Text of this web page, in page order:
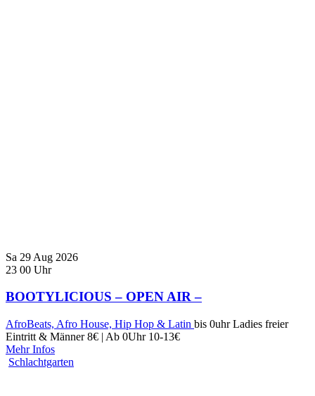
Sa 29 Aug 2026
23 00 Uhr
BOOTYLICIOUS – OPEN AIR –
AfroBeats, Afro House, Hip Hop & Latin bis 0uhr Ladies freier
Eintritt & Männer 8€ | Ab 0Uhr 10-13€
Mehr Infos
Schlachtgarten